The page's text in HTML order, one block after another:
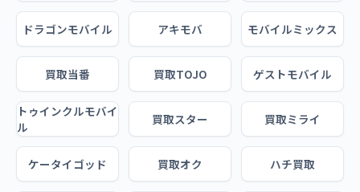
ドラゴンモバイル アキモバ モバイルミックス
買取当番 買取TOJO ゲストモバイル
トゥインクルモバイ
ル
買取スター 買取ミライ
ケータイゴッド 買取オク ハチ買取